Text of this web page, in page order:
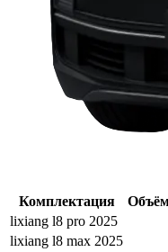
Комплектация
lixiang l8 pro 2025
lixiang l8 max 2025